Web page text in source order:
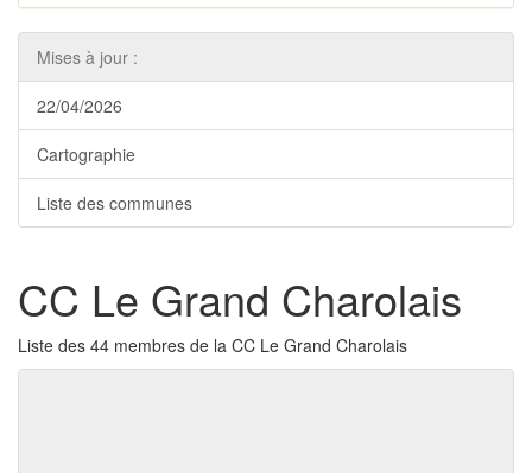
Mises à jour :
22/04/2026
Cartographie
Liste des communes
CC Le Grand Charolais
Liste des 44 membres de la CC Le Grand Charolais